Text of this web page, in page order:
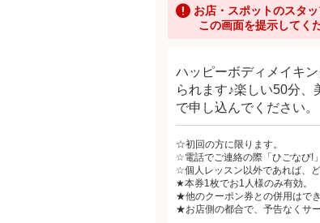
お店・スポットのスタ
この画面を提示してく
ハッピーボディメイキ
られます♪楽しい50分
で申し込んでください。
☆初回の方に限ります。
☆電話でご連絡の際「ひごなび!
☆個人レッスン以外であれば、
★本券1枚でお1人様のみ有効。
★他のクーポン券との併用はでき
★お店側の都合で、予告なくサ